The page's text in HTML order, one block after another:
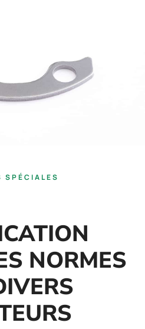
SPÉCIALES
NORMES